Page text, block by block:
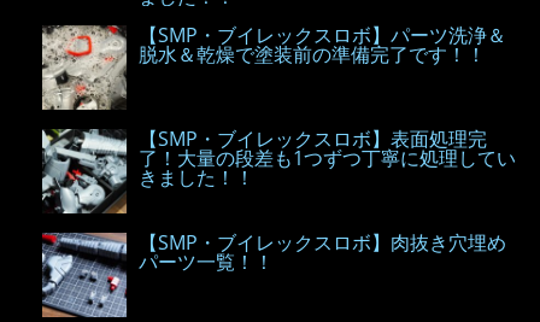
【SMP・ブイレックスロボ】パーツ洗浄＆
脱水＆乾燥で塗装前の準備完了です！！
【SMP・ブイレックスロボ】表面処理完
了！大量の段差も1つずつ丁寧に処理してい
きました！！
【SMP・ブイレックスロボ】肉抜き穴埋め
パーツ一覧！！